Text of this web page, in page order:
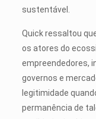
sustentável.
Quick ressaltou
os atores do
empreendedores,
governos e
legitimidade
permanência de